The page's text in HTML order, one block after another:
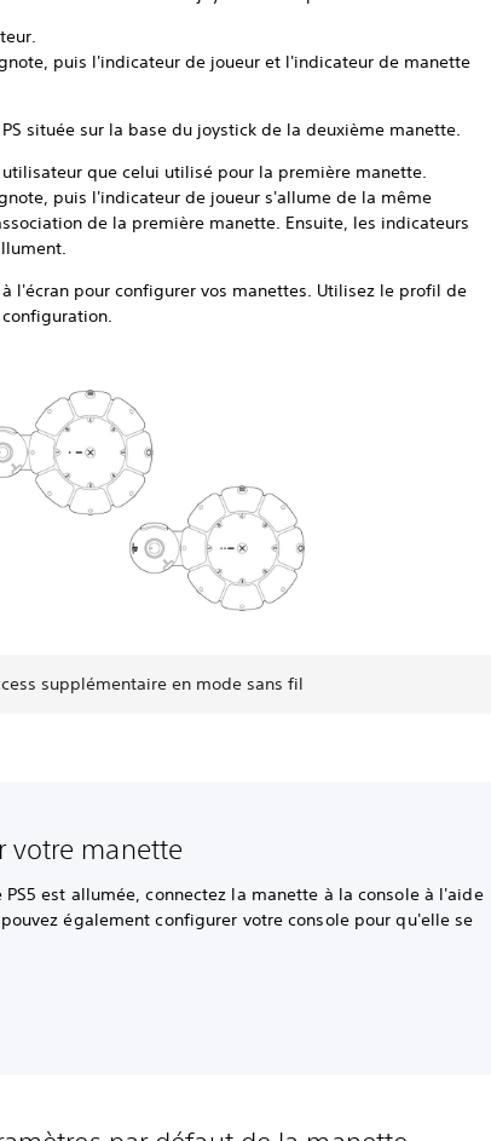
puis l'indicateur de joueur et l'indicateur de manette
située sur la base du joystick de la deuxième manette.
que celui utilisé pour la première manette.
puis l'indicateur de joueur s'allume de la même
de la première manette. Ensuite, les indicateurs
l'écran pour configurer vos manettes. Utilisez le profil de
supplémentaire en mode sans fil
votre manette
PS5 est allumée, connectez la manette à la console à l'aide
également configurer votre console pour qu'elle se